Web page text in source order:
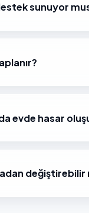
sunuyor
evde hasar
değiştirebilir